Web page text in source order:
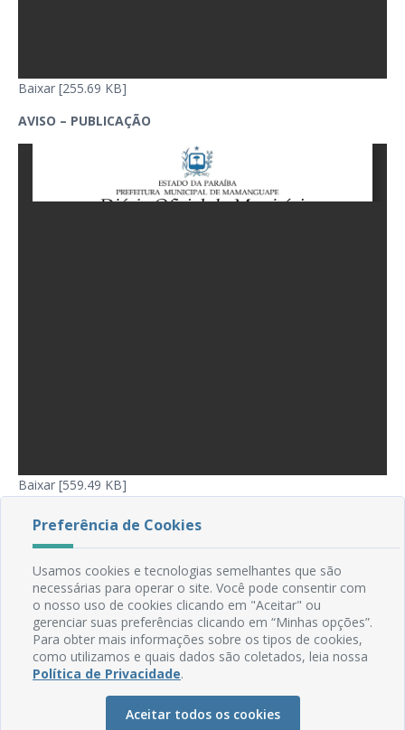
Baixar [255.69 KB]
AVISO – PUBLICAÇÃO
Baixar [559.49 KB]
Rua do Imperador, 78, Centro
Preferência de Cookies
Usamos cookies e tecnologias semelhantes que são
necessárias para operar o site. Você pode consentir com
o nosso uso de cookies clicando em "Aceitar" ou
gerenciar suas preferências clicando em “Minhas opções”.
Para obter mais informações sobre os tipos de cookies,
como utilizamos e quais dados são coletados, leia nossa
Política de Privacidade.
Aceitar todos os cookies